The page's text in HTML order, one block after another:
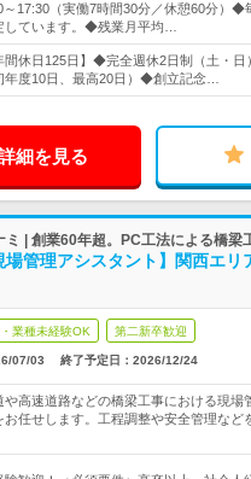
～17:30（実働7時間30分／休憩60分）◆
しています。◆残業月平均…
間休日125日】◆完全週休2日制（土・
年度10日、最高20日）◆創立記念…
細を見る
ミ | 創業60年超。PC工法による橋梁
管理アシスタント】関西エリ
業種未経験OK 第二新卒歓迎
07/03 終了予定日： 2026/12/24
や高速道路などの橋梁工事における現場
お任せします。工程調整や安全管理など